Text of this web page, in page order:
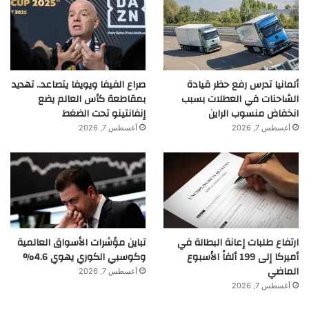
ألمانيا تدرس رفع حظر قيادة
الشاحنات في العطلات بسبب
انخفاض منسوب الراين
أغسطس 7, 2026
صراع الفيفا ويويفا يتصاعد.. تهديد
بمقاطعة كأس العالم يضع
إنفانتينو تحت الضغط
أغسطس 7, 2026
ارتفاع طلبات إعانة البطالة في
أميركا إلى 199 ألفاً الأسبوع
الماضي
أغسطس 7, 2026
تباين مؤشرات الأسواق العالمية
وكوسبي الكوري يهوي 4.6%
أغسطس 7, 2026